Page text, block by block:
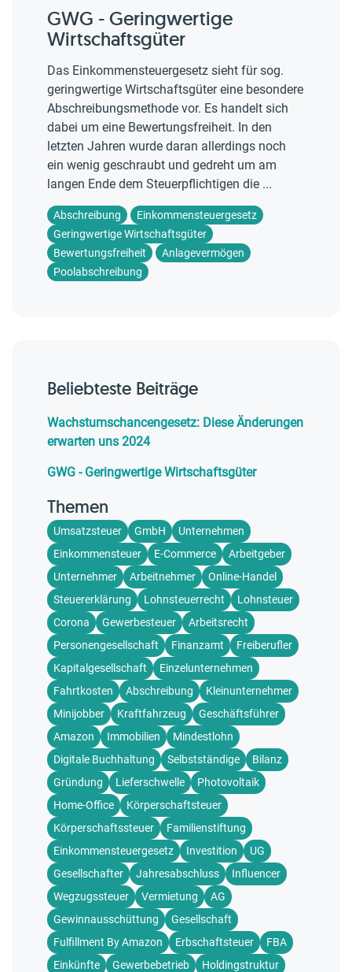
GWG - Geringwertige
Wirtschaftsgüter
Das Einkommensteuergesetz sieht für sog.
geringwertige Wirtschaftsgüter eine besondere
Abschreibungsmethode vor. Es handelt sich
dabei um eine Bewertungsfreiheit. In den
letzten Jahren wurde daran allerdings noch
ein wenig geschraubt und gedreht um am
langen Ende dem Steuerpflichtigen die ...
Abschreibung
Einkommensteuergesetz
Geringwertige Wirtschaftsgüter
Bewertungsfreiheit
Anlagevermögen
Poolabschreibung
Beliebteste Beiträge
Wachstumschancengesetz: Diese Änderungen
erwarten uns 2024
GWG - Geringwertige Wirtschaftsgüter
Themen
Umsatzsteuer GmbH
Unternehmen
Einkommensteuer
E-Commerce
Arbeitgeber
Unternehmer
Arbeitnehmer
Online-Handel
Steuererklärung
Lohnsteuerrecht
Lohnsteuer
Corona
Gewerbesteuer
Arbeitsrecht
Personengesellschaft
Finanzamt
Freiberufler
Kapitalgesellschaft
Einzelunternehmen
Fahrtkosten
Abschreibung
Kleinunternehmer
Minijobber
Kraftfahrzeug
Geschäftsführer
Amazon
Immobilien
Mindestlohn
Digitale Buchhaltung
Selbstständige
Bilanz
Gründung
Lieferschwelle
Photovoltaik
Home-Office
Körperschaftsteuer
Körperschaftssteuer
Familienstiftung
Einkommensteuergesetz
Investition
UG
Gesellschafter
Jahresabschluss
Influencer
Wegzugssteuer
Vermietung
AG
Gewinnausschüttung
Gesellschaft
Fulfillment By Amazon
Erbschaftsteuer
FBA
Einkünfte
Gewerbebetrieb
Holdingstruktur